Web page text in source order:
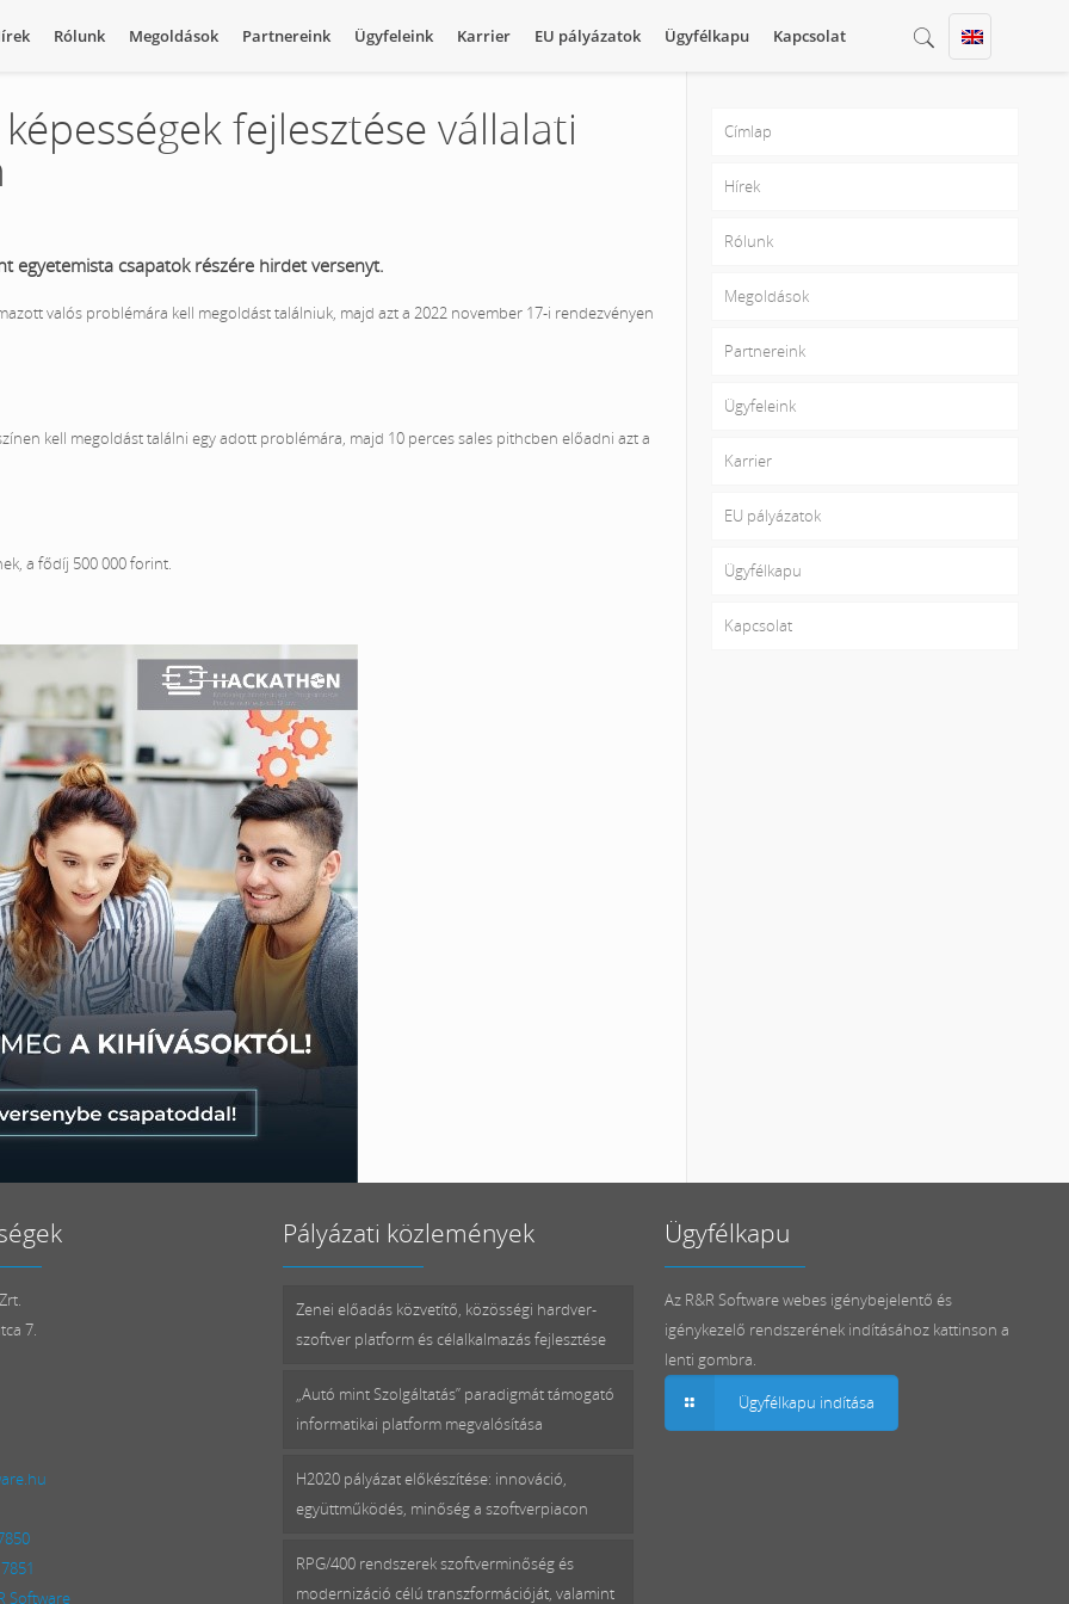
Rólunk Megoldások Partnereink Ügyfeleink Karrier EU pályázatok Ügyfélkapu Kapcsolat
fejlesztése vállalati
egyetemista csapatok részére hirdet versenyt.
valós problémára kell megoldást találniuk, majd azt a 2022 november 17-i rendezvényen
kell megoldást találni egy adott problémára, majd 10 perces sales pithcben előadni azt a
a fődíj 500 000 forint.
Címlap
Hírek
Rólunk
Megoldások
Partnereink
Ügyfeleink
Karrier
EU pályázatok
Ügyfélkapu
Kapcsolat
7.
Software
Pályázati közlemények
Zenei előadás közvetítő, közösségi hardver-
szoftver platform és célalkalmazás fejlesztése
„Autó mint Szolgáltatás” paradigmát támogató
informatikai platform megvalósítása
H2020 pályázat előkészítése: innováció,
együttműködés, minőség a szoftverpiacon
RPG/400 rendszerek szoftverminőség és
modernizáció célú transzformációját, valamint
Ügyfélkapu
Az R&R Software webes igénybejelentő és
igénykezelő rendszerének indításához kattinson a
lenti gombra.
Ügyfélkapu indítása